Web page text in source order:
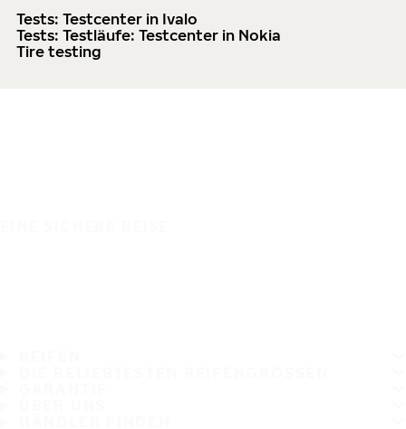
Tests: Testcenter in Ivalo
Tests: Testläufe: Testcenter in Nokia
Tire testing